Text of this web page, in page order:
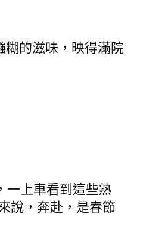
糊的滋味，映得滿院
一上車看到這些熟
說，奔赴，是春節